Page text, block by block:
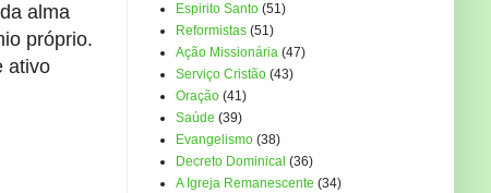
alma
próprio.
ativo
Espirito Santo (51)
Reformistas (51)
Ação Missionária (47)
Serviço Cristão (43)
Oração (41)
Saúde (39)
Evangelismo (38)
Decreto Dominical (36)
A Igreja Remanescente (34)